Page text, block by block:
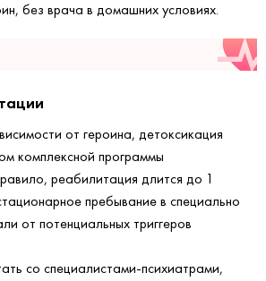
без врача в домашних условиях.
от героина, детоксикация
комплексной программы
реабилитация длится до 1
пребывание в специально
от потенциальных триггеров
со специалистами-психиатрами,